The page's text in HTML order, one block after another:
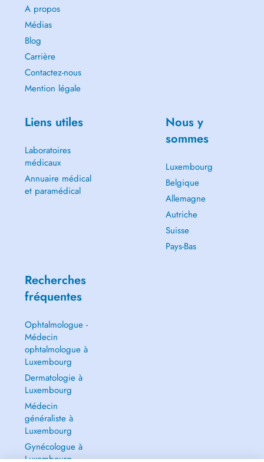
A propos
Médias
Blog
Carrière
Contactez-nous
Mention légale
Liens utiles
Laboratoires
médicaux
Annuaire médical
et paramédical
Nous y
sommes
Luxembourg
Belgique
Allemagne
Autriche
Suisse
Pays-Bas
Recherches
fréquentes
Ophtalmologue -
Médecin
ophtalmologue à
Luxembourg
Dermatologie à
Luxembourg
Médecin
généraliste à
Luxembourg
Gynécologue à
Luxembourg